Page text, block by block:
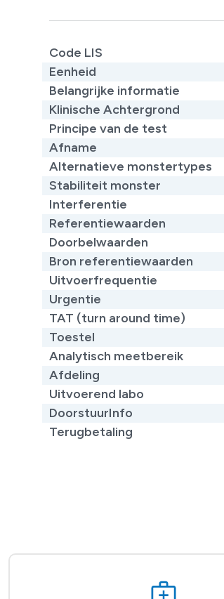
Code LIS
Eenheid
Belangrijke informatie
Klinische Achtergrond
Principe van de test
Afname
Alternatieve monstertypes
Stabiliteit monster
Interferentie
Referentiewaarden
Doorbelwaarden
Bron referentiewaarden
Uitvoerfrequentie
Urgentie
TAT (turn around time)
Toestel
Analytisch meetbereik
Afdeling
Uitvoerend labo
DoorstuurInfo
Terugbetaling